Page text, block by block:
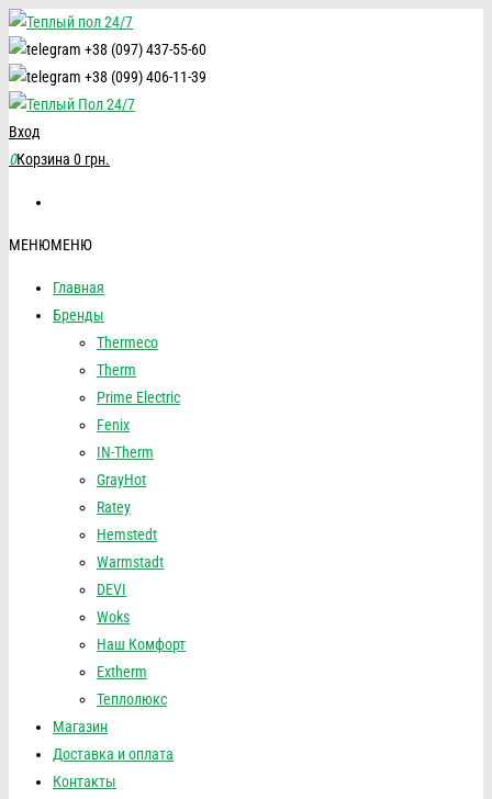
+38 (097) 437-55-60
+38 (099) 406-11-39
Вход
0Корзина 0 грн.
МЕНЮМЕНЮ
Главная
Бренды
Thermeco
Therm
Prime Electric
Fenix
IN-Therm
GrayHot
Ratey
Hemstedt
Warmstadt
DEVI
Woks
Наш Комфорт
Extherm
Теплолюкс
Магазин
Доставка и оплата
Контакты